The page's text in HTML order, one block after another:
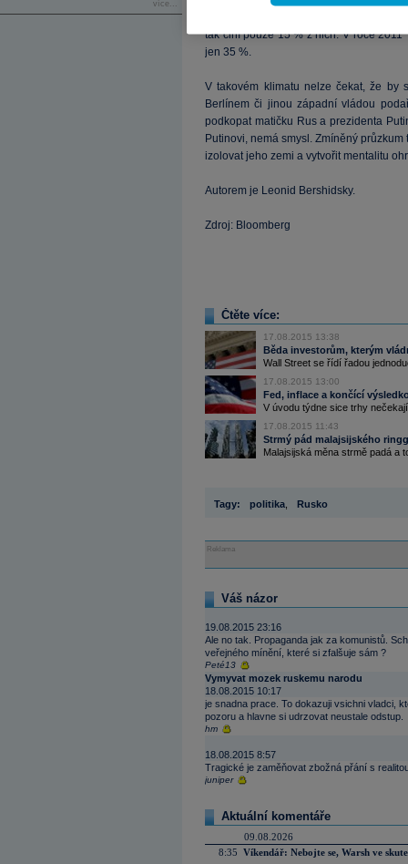
více...
tak činí pouze 15 % z nich. V roce
jen 35 %.
V takovém klimatu nelze čekat, že by
Berlínem či jinou západní vládou
podkopat matičku Rus a prezidenta
Putinovi, nemá smysl. Zmíněný
izolovat jeho zemi a vytvořit mentalitu
Autorem je Leonid Bershidsky.
Zdroj: Bloomberg
Čtěte více:
17.08.2015 13:38
Běda investorům, kterým
Wall Street se řídí řadou
17.08.2015 13:00
Fed, inflace a končící
V úvodu týdne sice trhy
17.08.2015 11:43
Strmý pád malajsijského
Malajsijská měna strmě padá a
Tagy: politika Rusko
Reklama
Váš názor
19.08.2015 23:16
Ale no tak. Propaganda jak za komunistů.
veřejného mínění, které si zfalšuje sám ?
Peté13
Vymyvat mozek ruskemu narodu
18.08.2015 10:17
je snadna prace. To dokazuji vsichni vladci,
pozoru a hlavne si udrzovat neustale odstup.
hm
18.08.2015 8:57
Tragické je zaměňovat zbožná přání s
juniper
Aktuální komentáře
09.08.2026
8:35 Víkendář: Nebojte se, Warsh ve